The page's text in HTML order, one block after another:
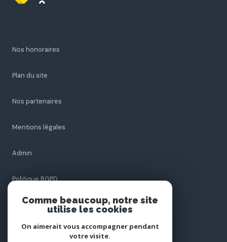
Nos honoraires
Plan du site
Nos partenaires
Mentions légales
Admin
Politique RGPD
Cookies
© 2026 | Tous droits réservés
Comme beaucoup, notre site
utilise les cookies
On aimerait vous accompagner pendant
votre visite.